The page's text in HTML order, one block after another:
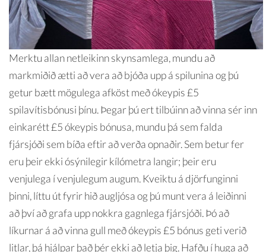
Merktu allan netleikinn skynsamlega, mundu að
markmiðið ætti að vera að bjóða upp á spilunina og þú
getur bætt mögulega afköst með ókeypis £5
spilavítisbónusi þínu. Þegar þú ert tilbúinn að vinna sér inn
einkarétt £5 ókeypis bónusa, mundu þá sem falda
fjársjóði sem bíða eftir að verða opnaðir. Sem betur fer
eru þeir ekki ósýnilegir kílómetra langir; þeir eru
venjulega í venjulegum augum. Kveiktu á djörfunginni
þinni, líttu út fyrir hið augljósa og þú munt vera á leiðinni
að því að grafa upp nokkra gagnlega fjársjóði. Þó að
líkurnar á að vinna gull með ókeypis £5 bónus geti verið
litlar, þá hjálpar það þér ekki að letja þig. Hafðu í huga að